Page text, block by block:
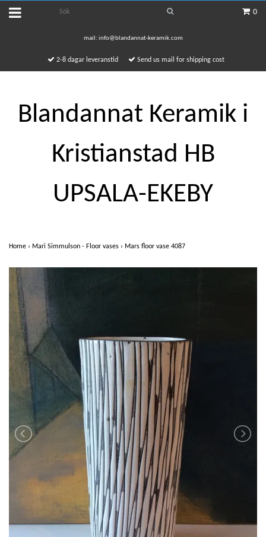
0
mail: info@blandannat-keramik.com
2-8 dagar leveranstid Send us mail for shipping cost
Blandannat Keramik i
Kristianstad HB
UPSALA-EKEBY
Home › Mari Simmulson - Floor vases › Mars floor vase 4087